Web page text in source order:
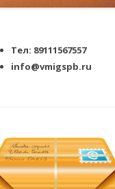
Тел: 89111567557
info@vmigspb.ru